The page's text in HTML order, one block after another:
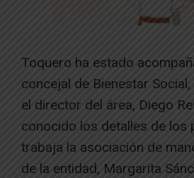
Toquero ha estado
concejal de Bienestar
el director del área, Diego
conocido los detalles de los
trabaja la asociación de
de la entidad, Margarita